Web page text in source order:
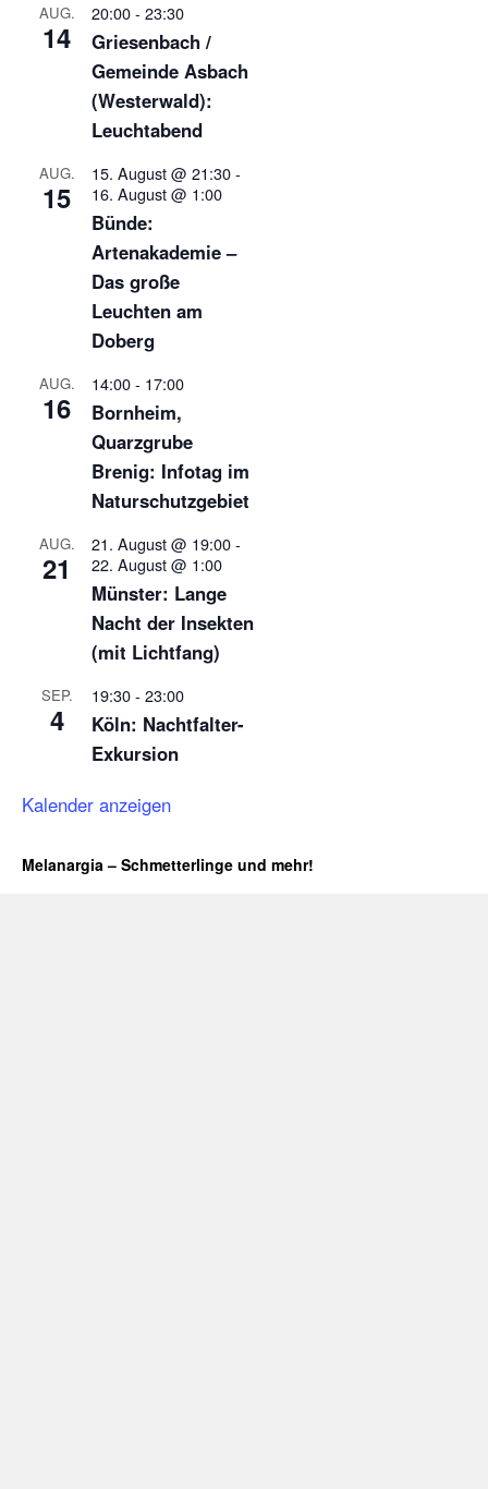
AUG.
14
20:00- 23:30
Griesenbach /
Gemeinde Asbach
(Westerwald):
Leuchtabend
AUG.
15
15. August @ 21:30-
16. August @ 1:00
Bünde:
Artenakademie –
Das große
Leuchten am
Doberg
AUG.
16
14:00- 17:00
Bornheim,
Quarzgrube
Brenig: Infotag im
Naturschutzgebiet
AUG.
21
21. August @ 19:00-
22. August @ 1:00
Münster: Lange
Nacht der Insekten
(mit Lichtfang)
SEP.
4
19:30- 23:00
Köln: Nachtfalter-
Exkursion
Kalender anzeigen
Melanargia – Schmetterlinge und mehr!